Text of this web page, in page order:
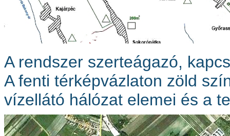
A rendszer szerteágazó,
A fenti térképvázlaton zöld
vízellátó hálózat elemei és a